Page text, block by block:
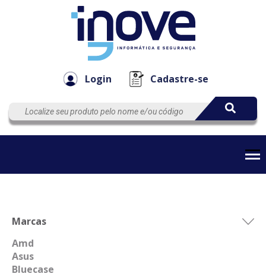
Login Cadastre-se
EmpresaAutomação
Marcas
Amd
Asus
Bluecase